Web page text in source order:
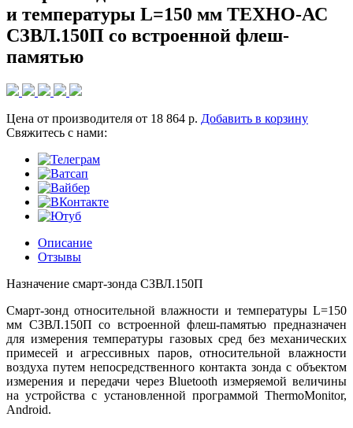
и температуры L=150 мм ТЕХНО-АС
СЗВЛ.150П со встроенной флеш-
памятью
Цена от производителя от 18 864 р. Добавить в корзину
Cвяжитесь с нами:
Описание
Отзывы
Назначение смарт-зонда СЗВЛ.150П
Смарт-зонд относительной влажности и температуры L=150
мм СЗВЛ.150П со встроенной флеш-памятью предназначен
для измерения температуры газовых сред без механических
примесей и агрессивных паров, относительной влажности
воздуха путем непосредственного контакта зонда с объектом
измерения и передачи через Bluetooth измеряемой величины
на устройства с установленной программой ThermoMonitor,
Android.